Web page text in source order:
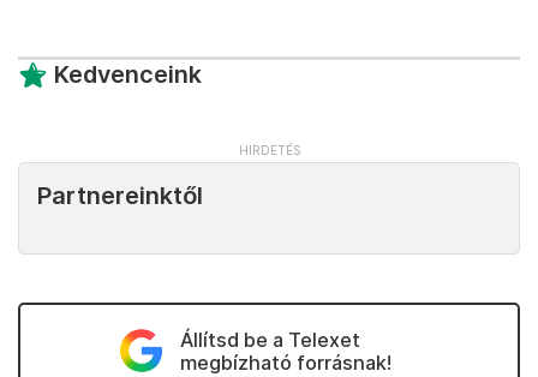
Kedvenceink
Partnereinktől
Állítsd be a Telexet
megbízható forrásnak!